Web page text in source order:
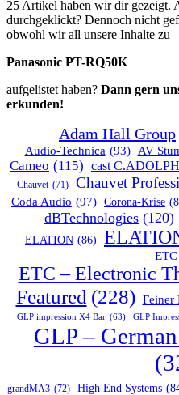
25 Artikel haben wir dir gezeigt.
durchgeklickt? Dennoch nicht
obwohl wir all unsere Inhalte zu
Panasonic PT-RQ50K
aufgelistet haben? Dann gern
erkunden!
Adam Hall Group
Audio-Technica (93) AV
Cameo (115) cast
Chauvet (71) Chauvet
Coda Audio (97) Corona-Krise
dBTechnologies (120)
ELATION (86)
ETC
ETC – Electronic
Featured (228) Feiner
GLP impression X4 Bar (63) GLP
GLP –
grandMA3 (72) High End Systems